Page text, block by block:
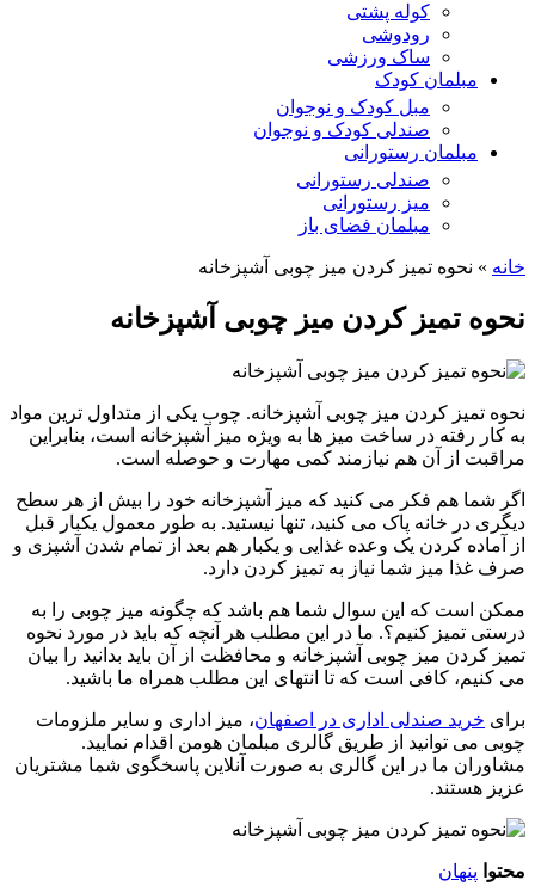
کوله پشتی
رودوشی
ساک ورزشی
مبلمان کودک
مبل کودک و نوجوان
صندلی کودک و نوجوان
مبلمان رستورانی
صندلی رستورانی
میز رستورانی
مبلمان فضای باز
خانه » نحوه تمیز کردن میز چوبی آشپزخانه
نحوه تمیز کردن میز چوبی آشپزخانه
نحوه تمیز کردن میز چوبی آشپزخانه. چوب یکی از متداول ترین مواد
به کار رفته در ساخت میز ها به ویژه میز آشپزخانه است، بنابراین
مراقبت از آن هم نیازمند کمی مهارت و حوصله است.
اگر شما هم فکر می کنید که میز آشپزخانه خود را بیش از هر سطح
دیگری در خانه پاک می کنید، تنها نیستید. به طور معمول یکبار قبل
از آماده کردن یک وعده غذایی و یکبار هم بعد از تمام شدن آشپزی و
صرف غذا میز شما نیاز به تمیز کردن دارد.
ممکن است که این سوال شما هم باشد که چگونه میز چوبی را به
درستی تمیز کنیم؟. ما در این مطلب هر آنچه که باید در مورد نحوه
تمیز کردن میز چوبی آشپزخانه و محافظت از آن باید بدانید را بیان
می کنیم، کافی است که تا انتهای این مطلب همراه ما باشید.
برای خرید صندلی اداری در اصفهان، میز اداری و سایر ملزومات
چوبی می توانید از طریق گالری مبلمان هومن اقدام نمایید.
مشاوران ما در این گالری به صورت آنلاین پاسخگوی شما مشتریان
عزیز هستند.
محتوا پنهان